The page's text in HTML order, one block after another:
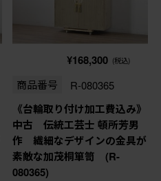
¥168,300 (税込)
商品番号 R-080365
《台輪取り付け加工費込み》
中古 伝統工芸士 頓所芳男
作 繊細なデザインの金具が
素敵な加茂桐箪笥 (R-
080365)